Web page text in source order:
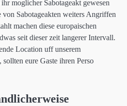
moglicher Sabotageakt gewesen
Sabotageakten weiters Angriffen
machen diese europaischen
seit dieser zeit langerer Intervall.
Location uff unserem
eure Gaste ihren Perso